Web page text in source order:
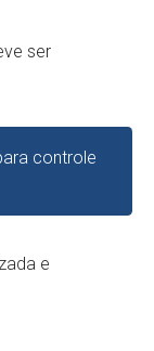
ser
controle
e